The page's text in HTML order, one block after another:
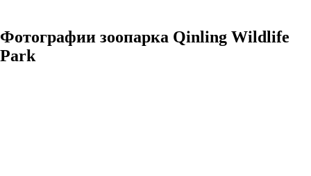
Фотографии зоопарка Qinling Wildlife
Park